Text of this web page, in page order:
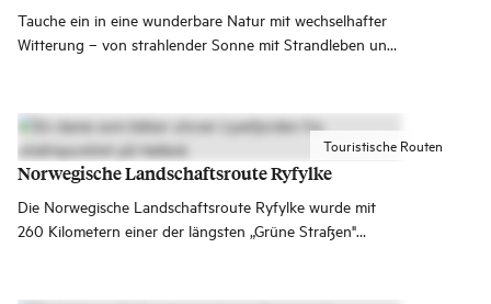
Tauche ein in eine wunderbare Natur mit wechselhafter
Witterung – von strahlender Sonne mit Strandleben und
peitschen.
Touristische Routen
Norwegische Landschaftsroute Ryfylke
Die Norwegische Landschaftsroute Ryfylke wurde mit
260 Kilometern einer der längsten „Grüne Straßen"